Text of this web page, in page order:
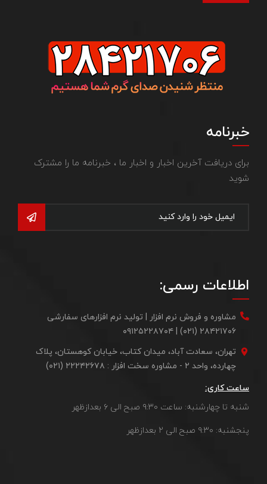
خبرنامه
برای دریافت آخرین اخبار و اخبار ما ، خبرنامه ما را مشترک
شوید
اطلاعات رسمی:
مشاوره و فروش نرم افزار | تولید نرم افزارهای سفارشی
۲۸۴۲۱۷۰۶ (۰۲۱) | ۰۹۱۲۵۲۲۸۷۰۴
تهران، سعادت آباد، میدان کتاب، خیابان کوهستان، پلاک
چهارده، واحد ۲ - مشاوره سخت افزار : ۲۲۲۴۲۶۷۸ (۰۲۱)
ساعت کاری:
شنبه تا چهارشنبه: ساعت ۹:۳۰ صبح الی ۶ بعدازظهر
پنجشنبه: ۹:۳۰ صبح الی ۲ بعدازظهر